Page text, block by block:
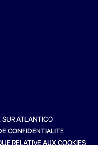
SUR ATLANTICO
CONFIDENTIALITE
RELATIVE AUX COOKIES